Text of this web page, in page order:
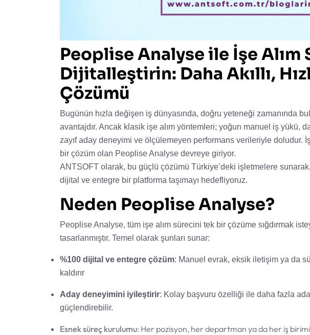
Peoplise Analyse ile İşe Alım
Dijitalleştirin: Daha Akıllı,
Çözümü
Bugünün hızla değişen iş dünyasında, doğru yeteneği zamanında
avantajdır. Ancak klasik işe alım yöntemleri; yoğun manuel iş yükü,
zayıf aday deneyimi ve ölçülemeyen performans verileriyle doludur.
bir çözüm olan Peoplise Analyse devreye giriyor.
ANTSOFT olarak, bu güçlü çözümü Türkiye’deki işletmelere
dijital ve entegre bir platforma taşımayı hedefliyoruz.
Neden Peoplise Analyse?
Peoplise Analyse, tüm işe alım sürecini tek bir çözüme sığdırmak
tasarlanmıştır. Temel olarak şunları sunar:
%100 dijital ve entegre çözüm: Manuel evrak, eksik iletişim ya da
kaldırır
Aday deneyimini iyileştirir: Kolay başvuru özelliği ile daha fazla
güçlendirebilir.
Esnek süreç kurulumu: Her pozisyon, her departman ya da her iş birimi